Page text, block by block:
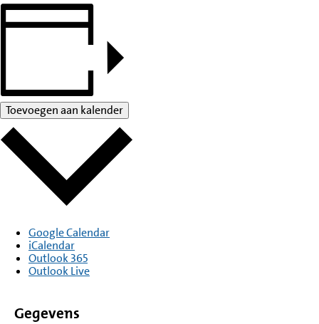
Toevoegen aan kalender
Google Calendar
iCalendar
Outlook 365
Outlook Live
Gegevens